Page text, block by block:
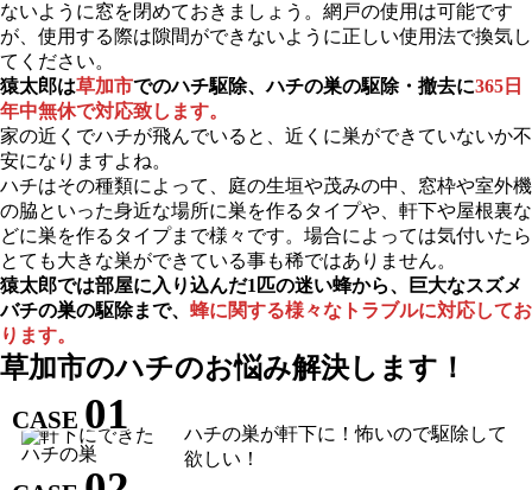
ないように窓を閉めておきましょう。網戸の使用は可能です
が、使用する際は隙間ができないように正しい使用法で換気し
てください。
猿太郎は草加市でのハチ駆除、ハチの巣の駆除・撤去に365日
年中無休で対応致します。
家の近くでハチが飛んでいると、近くに巣ができていないか不
安になりますよね。
ハチはその種類によって、庭の生垣や茂みの中、窓枠や室外機
の脇といった身近な場所に巣を作るタイプや、軒下や屋根裏な
どに巣を作るタイプまで様々です。場合によっては気付いたら
とても大きな巣ができている事も稀ではありません。
猿太郎では部屋に入り込んだ1匹の迷い蜂から、巨大なスズメ
バチの巣の駆除まで、 蜂に関する様々なトラブルに対応してお
ります。
草加市のハチのお悩み解決します！
CASE 01
ハチの巣が軒下に！怖いので駆除して
欲しい！